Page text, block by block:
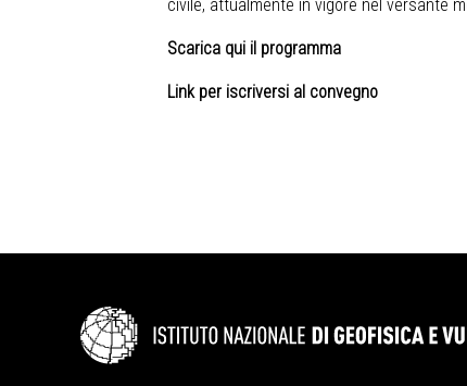
civile, attualmente in vigore nel versante
Scarica qui il programma
Link per iscriversi al convegno